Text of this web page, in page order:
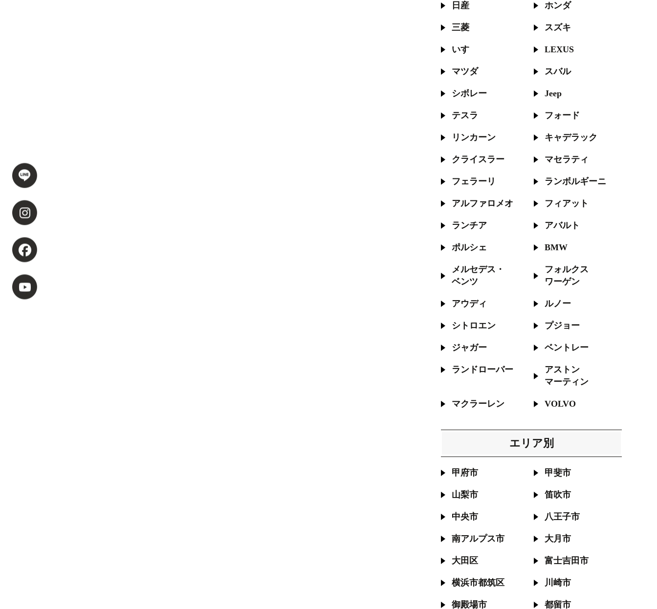
日産 ホンダ
三菱 スズキ
いすゞ LEXUS
マツダ スバル
シボレー Jeep
テスラ フォード
リンカーン キャデラック
クライスラー マセラティ
フェラーリ ランボルギーニ
アルファロメオ フィアット
ランチア アバルト
ポルシェ BMW
メルセデス・
ベンツ
フォルクス
ワーゲン
アウディ ルノー
シトロエン プジョー
ジャガー ベントレー
ランドローバー
アストン
マーティン
マクラーレン VOLVO
エリア別
甲府市 甲斐市
山梨市 笛吹市
中央市 八王子市
南アルプス市 大月市
大田区 富士吉田市
横浜市都筑区 川崎市
御殿場市 都留市